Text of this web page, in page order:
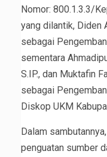
Nomor: 800.1.3.3/
yang dilantik, Diden
sebagai
sementara
S.IP., dan Muktafin
sebagai
Diskop UKM
Dalam
penguatan sumber